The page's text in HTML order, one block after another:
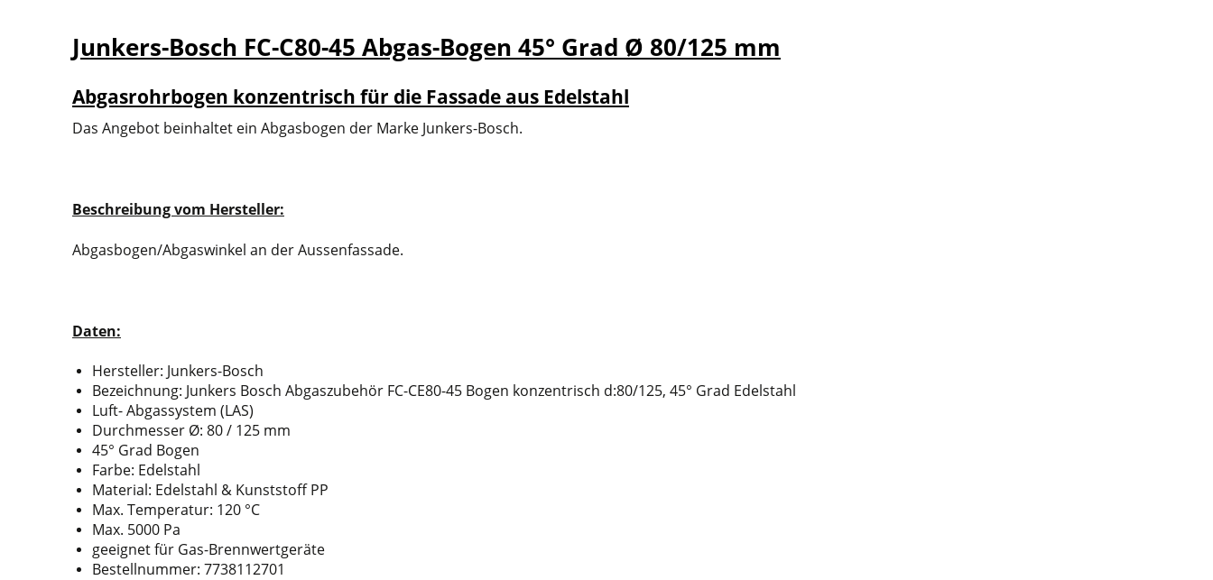
Junkers-Bosch FC-C80-45 Abgas-Bogen 45° Grad Ø 80/125 mm
Abgasrohrbogen konzentrisch für die Fassade aus Edelstahl
Das Angebot beinhaltet ein Abgasbogen der Marke Junkers-Bosch.
Beschreibung vom Hersteller:
Abgasbogen/Abgaswinkel an der Aussenfassade.
Daten:
Hersteller: Junkers-Bosch
Bezeichnung: Junkers Bosch Abgaszubehör FC-CE80-45 Bogen konzentrisch d:80/125, 45° Grad Edelstahl
Luft- Abgassystem (LAS)
Durchmesser Ø: 80 / 125 mm
45° Grad Bogen
Farbe: Edelstahl
Material: Edelstahl & Kunststoff PP
Max. Temperatur: 120 °C
Max. 5000 Pa
geeignet für Gas-Brennwertgeräte
Bestellnummer: 7738112701